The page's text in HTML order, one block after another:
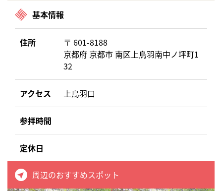
基本情報
住所
〒 601-8188
京都府 京都市 南区上鳥羽南中ノ坪町1
32
アクセス 上鳥羽口
参拝時間
定休日
周辺のおすすめスポット